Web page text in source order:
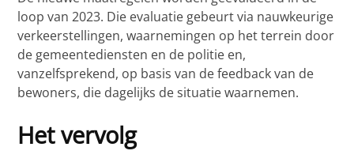
loop van 2023. Die evaluatie gebeurt via nauwkeurige
verkeerstellingen, waarnemingen op het terrein door
de gemeentediensten en de politie en,
vanzelfsprekend, op basis van de feedback van de
bewoners, die dagelijks de situatie waarnemen.
Het vervolg